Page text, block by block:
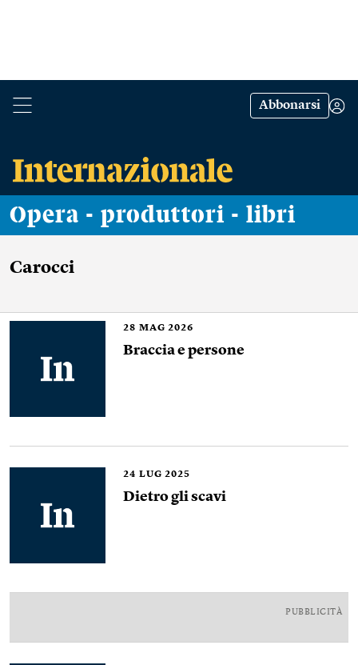
Abbonarsi
Opera - produttori - libri
Carocci
28 MAG 2026
Braccia e persone
24 LUG 2025
Dietro gli scavi
PUBBLICITÀ